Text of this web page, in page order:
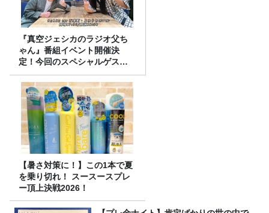
『真空ジェシカのラジオ父ち
ゃん』番組イベント開催決
定！今回のスペシャルゲスト
は、タカアンドトシ！
【暑さ対策に！】この1本で夏
を乗り切れ！ スースースプレ
ー頂上決戦2026！